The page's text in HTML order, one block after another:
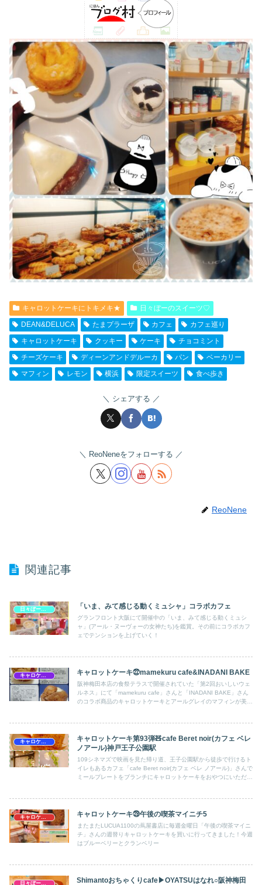
キャロットケーキにトキメキ★
日々ぼーのスイーツ♡
DEAN&DELUCA
たまプラーザ カフェ
カフェ巡り
キャロットケーキ
クッキー ケーキ
チョコミント
チーズケーキ
ディーンアンドデルーカ パン
ベーカリー
マフィン
レモン 横浜 限定スイーツ 食べ歩き
シェアする
ReoNeneをフォローする
ReoNene
関連記事
日々ぼーのスイーツ♡ 「いま、みて感じる動くミュシャ」コラボカフェ
グランフロント大阪にて開催中の「いま、みて感じる動くミュシ
ャ」(アール・ヌーヴォーの女神たち)を鑑賞。その前にコラボカフ
ェでテンションを上げていく！
キャロットケーキ㉒mamekuru cafe&INADANI BAKE
阪神梅田本店の食祭テラスで開催されていた「第2回おいしいウェ
ルネス」にて「mamekuru cafe」さんと「INADANI BAKE」さん
のコラボ商品のキャロットケーキとアールグレイのマフィンが美味
キャロットケーキ第93弾🧸cafe Beret noir(カフェ ベレ
ノアール)神戸王子公園駅
109シネマズで映画を見た帰り道、王子公園駅から徒歩で行けるト
イレもあるカフェ「cafe Beret noir(カフェ ベレ ノアール)」さんで
ミールプレートをブランチにキャロットケーキをおやつにいただき
キャロットケーキ㉙午後の喫茶マイニチ5
またまたLUCUA1100の蔦屋書店に毎週金曜日「午後の喫茶マイニ
チ」さんの週替りキャロットケーキを買いに行ってきました！今週
はブルーベリーとクランベリー
Shimantoおちゃくりcafe▶OYATSUはなれ○阪神梅田